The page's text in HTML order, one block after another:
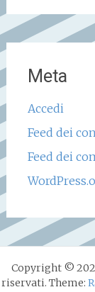
Meta
Accedi
Feed dei
Feed dei
Copyright ©
riservati. Theme: